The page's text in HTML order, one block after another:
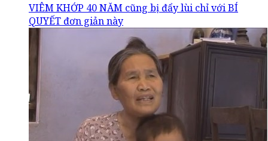
VIÊM KHỚP 40 NĂM cũng bị đẩy lùi chỉ với BÍ
QUYẾT đơn giản này